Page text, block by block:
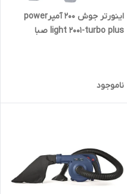
اینورتر جوش 200 آمپرpower
light 2001-turbo plus صبا
ناموجود